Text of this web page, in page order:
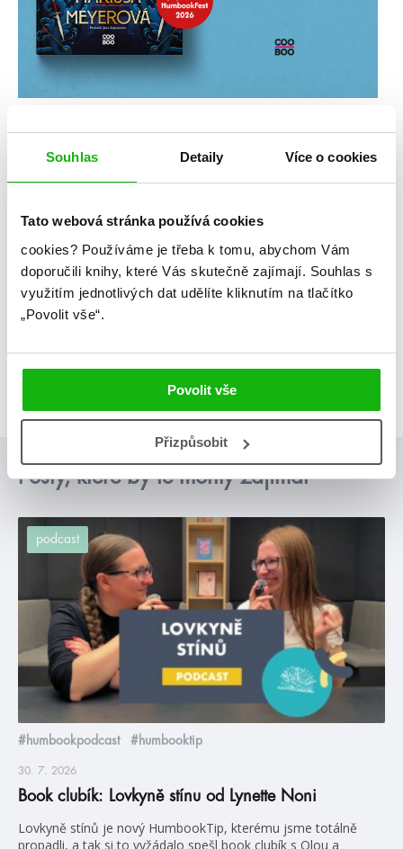
Souhlas Detaily Více o cookies
Tato webová stránka používá cookies
cookies? Používáme je třeba k tomu, abychom Vám
doporučili knihy, které Vás skutečně zajímají. Souhlas s
využitím jednotlivých dat udělíte kliknutím na tlačítko
„Povolit vše“.
Povolit vše
Přizpůsobit
Posty, které by tě mohly zajímat
podcast
#humbookpodcast #humbooktip
30. 7. 2026
Book clubík: Lovkyně stínu od Lynette Noni
Lovkyně stínů je nový HumbookTip, kterému jsme totálně
propadli, a tak si to vyžádalo spešl book clubík s Olou a